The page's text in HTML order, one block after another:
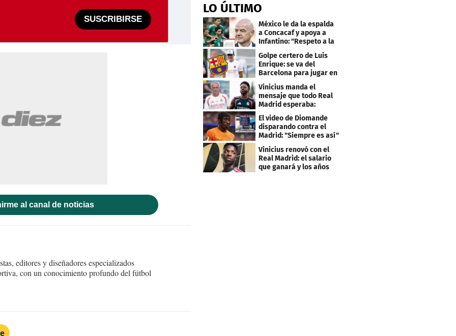
SUSCRIBIRSE
al canal de noticias
editores y diseñadores especializados
con un conocimiento profundo del fútbol
LO ÚLTIMO
México le da la espalda
a Concacaf y apoya a
Infantino: "Respeto a la
gobernanza"
Golpe certero de Luis
Enrique: se va del
Barcelona para jugar en
el PSG
Vinicius manda el
mensaje que todo Real
Madrid esperaba:
"Mourinho..."
El video de Diomande
disparando contra el
Madrid: "Siempre es así"
Vinicius renovó con el
Real Madrid: el salario
que ganará y los años